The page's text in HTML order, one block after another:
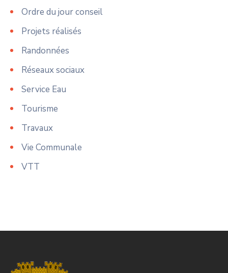
Ordre du jour conseil
Projets réalisés
Randonnées
Réseaux sociaux
Service Eau
Tourisme
Travaux
Vie Communale
VTT